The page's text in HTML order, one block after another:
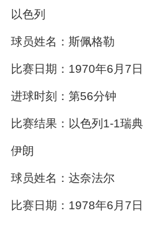
以色列
球员姓名：斯佩格勒
比赛日期：1970年6月7日
进球时刻：第56分钟
比赛结果：以色列1-1瑞典
伊朗
球员姓名：达奈法尔
比赛日期：1978年6月7日